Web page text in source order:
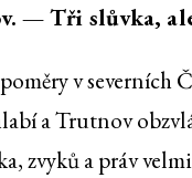
— Tři slůvka,
v
a Trutnov
zvyků a práv